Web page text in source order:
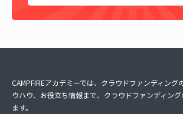
CAMPFIREアカデミーでは、クラウドファンディング
ウハウ、お役立ち情報まで、クラウドファンディン
ます。